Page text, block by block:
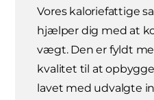
Vores kaloriefattige
hjælper dig med at
vægt. Den er fyldt
kvalitet til at
lavet med udvalgte